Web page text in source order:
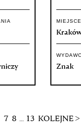
Znak
7 8 ... 13 KOLEJNE >